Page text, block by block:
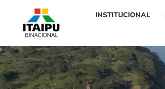
INSTITUCIONAL